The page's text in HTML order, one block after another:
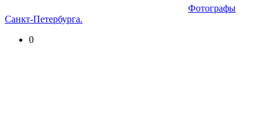
Фотографы
Санкт-Петербурга.
0